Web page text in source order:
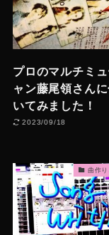
プロのマルチミ
ャン藤尾領さん
いてみました！
2023/09/18
曲作